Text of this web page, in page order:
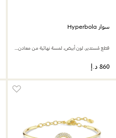
سوار Hyperbola
قطع مُستدير، لون أبيض، لمسة نهائية من معادن مختلطة